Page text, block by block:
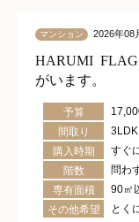
マンション 2026年08
HARUMI
がいます。
予算
間取り
3LDK
購入時期
すぐ
階数
問わ
専有面積
90㎡
その他希望
とく